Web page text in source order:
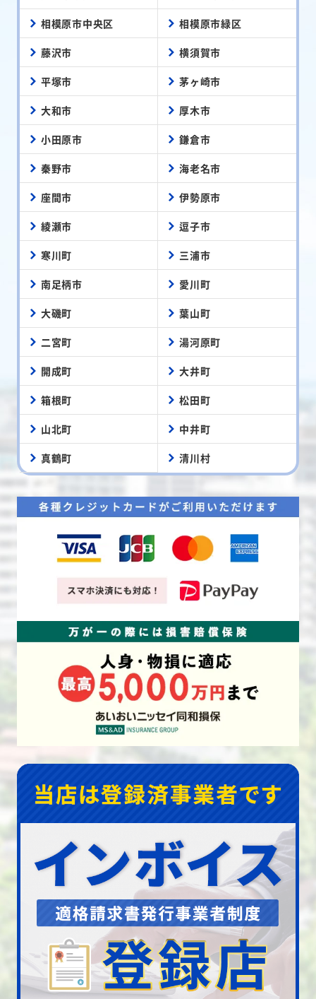
相模原市中央区 相模原市緑区
藤沢市 横須賀市
平塚市 茅ヶ崎市
大和市 厚木市
小田原市 鎌倉市
秦野市 海老名市
座間市 伊勢原市
綾瀬市 逗子市
寒川町 三浦市
南足柄市 愛川町
大磯町 葉山町
二宮町 湯河原町
開成町 大井町
箱根町 松田町
山北町 中井町
真鶴町 清川村